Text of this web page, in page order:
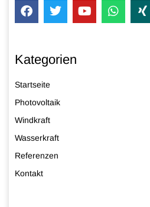
Kategorien
Startseite
Photovoltaik
Windkraft
Wasserkraft
Referenzen
Kontakt